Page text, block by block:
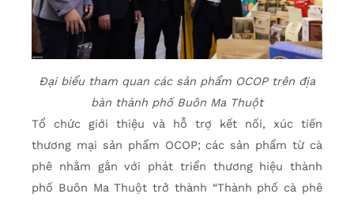
Đại biểu tham quan các sản phẩm OCOP trên địa
bàn thành phố Buôn Ma Thuột
Tổ chức giới thiệu và hỗ trợ kết nối, xúc tiến
thương mại sản phẩm OCOP; các sản phẩm từ cà
phê nhằm gắn với phát triển thương hiệu thành
phố Buôn Ma Thuột trở thành “Thành phố cà phê